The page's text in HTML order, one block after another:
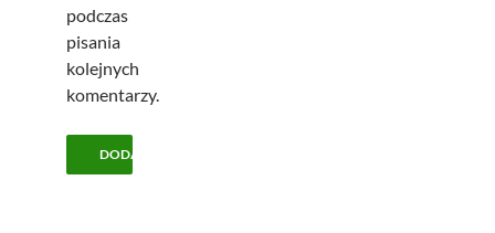
podczas
pisania
kolejnych
komentarzy.